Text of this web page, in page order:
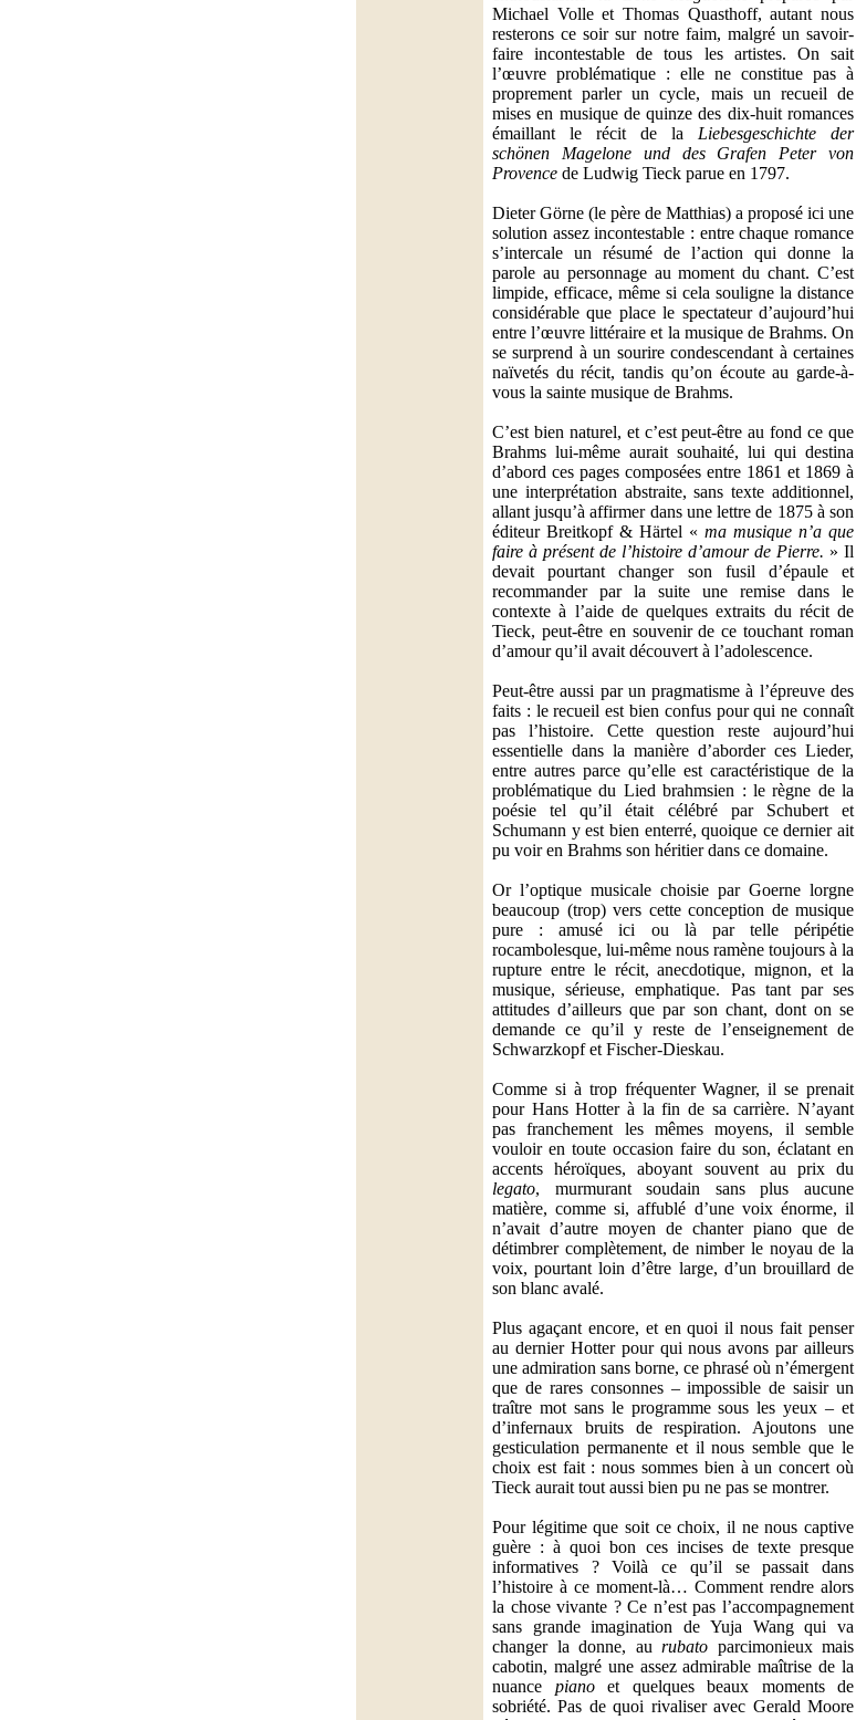
Michael Volle et Thomas Quasthoff, autant nous
resterons ce soir sur notre faim, malgré un savoir-
faire incontestable de tous les artistes. On sait
l’œuvre problématique : elle ne constitue pas à
proprement parler un cycle, mais un recueil de
mises en musique de quinze des dix-huit romances
émaillant le récit de la Liebesgeschichte der
schönen Magelone und des Grafen Peter von
Provence de Ludwig Tieck parue en 1797.
Dieter Görne (le père de Matthias) a proposé ici une
solution assez incontestable : entre chaque romance
s’intercale un résumé de l’action qui donne la
parole au personnage au moment du chant. C’est
limpide, efficace, même si cela souligne la distance
considérable que place le spectateur d’aujourd’hui
entre l’œuvre littéraire et la musique de Brahms. On
se surprend à un sourire condescendant à certaines
naïvetés du récit, tandis qu’on écoute au garde-à-
vous la sainte musique de Brahms.
C’est bien naturel, et c’est peut-être au fond ce que
Brahms lui-même aurait souhaité, lui qui destina
d’abord ces pages composées entre 1861 et 1869 à
une interprétation abstraite, sans texte additionnel,
allant jusqu’à affirmer dans une lettre de 1875 à son
éditeur Breitkopf & Härtel « ma musique n’a que
faire à présent de l’histoire d’amour de Pierre. » Il
devait pourtant changer son fusil d’épaule et
recommander par la suite une remise dans le
contexte à l’aide de quelques extraits du récit de
Tieck, peut-être en souvenir de ce touchant roman
d’amour qu’il avait découvert à l’adolescence.
Peut-être aussi par un pragmatisme à l’épreuve des
faits : le recueil est bien confus pour qui ne connaît
pas l’histoire. Cette question reste aujourd’hui
essentielle dans la manière d’aborder ces Lieder,
entre autres parce qu’elle est caractéristique de la
problématique du Lied brahmsien : le règne de la
poésie tel qu’il était célébré par Schubert et
Schumann y est bien enterré, quoique ce dernier ait
pu voir en Brahms son héritier dans ce domaine.
Or l’optique musicale choisie par Goerne lorgne
beaucoup (trop) vers cette conception de musique
pure : amusé ici ou là par telle péripétie
rocambolesque, lui-même nous ramène toujours à la
rupture entre le récit, anecdotique, mignon, et la
musique, sérieuse, emphatique. Pas tant par ses
attitudes d’ailleurs que par son chant, dont on se
demande ce qu’il y reste de l’enseignement de
Schwarzkopf et Fischer-Dieskau.
Comme si à trop fréquenter Wagner, il se prenait
pour Hans Hotter à la fin de sa carrière. N’ayant
pas franchement les mêmes moyens, il semble
vouloir en toute occasion faire du son, éclatant en
accents héroïques, aboyant souvent au prix du
legato, murmurant soudain sans plus aucune
matière, comme si, affublé d’une voix énorme, il
n’avait d’autre moyen de chanter piano que de
détimbrer complètement, de nimber le noyau de la
voix, pourtant loin d’être large, d’un brouillard de
son blanc avalé.
Plus agaçant encore, et en quoi il nous fait penser
au dernier Hotter pour qui nous avons par ailleurs
une admiration sans borne, ce phrasé où n’émergent
que de rares consonnes – impossible de saisir un
traître mot sans le programme sous les yeux – et
d’infernaux bruits de respiration. Ajoutons une
gesticulation permanente et il nous semble que le
choix est fait : nous sommes bien à un concert où
Tieck aurait tout aussi bien pu ne pas se montrer.
Pour légitime que soit ce choix, il ne nous captive
guère : à quoi bon ces incises de texte presque
informatives ? Voilà ce qu’il se passait dans
l’histoire à ce moment-là… Comment rendre alors
la chose vivante ? Ce n’est pas l’accompagnement
sans grande imagination de Yuja Wang qui va
changer la donne, au rubato parcimonieux mais
cabotin, malgré une assez admirable maîtrise de la
nuance pianoet quelques beaux moments de
sobriété. Pas de quoi rivaliser avec Gerald Moore